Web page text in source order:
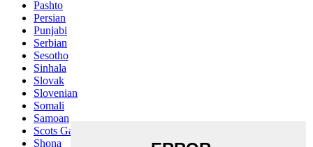
Pashto
Persian
Punjabi
Serbian
Sesotho
Sinhala
Slovak
Slovenian
Somali
Samoan
Scots Gaelic
Shona